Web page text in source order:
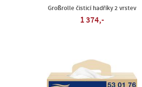
Großrolle čisticí hadříky 2 vrstev
1 374,-